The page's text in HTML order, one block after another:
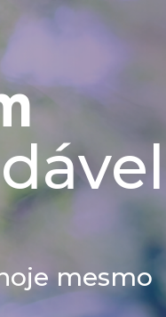
mesmo